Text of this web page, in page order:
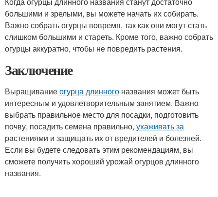
большими и зрелыми, вы можете начать их собирать.
Важно собрать огурцы вовремя, так как они могут стать
слишком большими и стареть. Кроме того, важно собрать
огурцы аккуратно, чтобы не повредить растения.
Заключение
Выращиваниеогурца длинного названия может быть
интересным и удовлетворительным занятием. Важно
выбрать правильное место для посадки, подготовить
почву, посадить семена правильно, ухаживать за
растениями и защищать их от вредителей и болезней.
Если вы будете следовать этим рекомендациям, вы
сможете получить хороший урожай огурцов длинного
названия.